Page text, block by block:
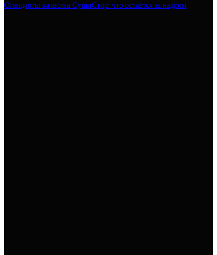
Стандарты качества СушиСтор: что остаётся за кадром